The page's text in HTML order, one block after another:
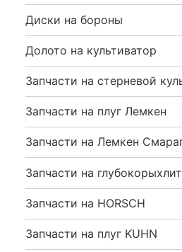
Диски на бороны
Долото на культиватор
Запчасти на стерневой
Запчасти на плуг Лемкен
Запчасти на Лемкен
Запчасти на
Запчасти на HORSCH
Запчасти на плуг KUHN